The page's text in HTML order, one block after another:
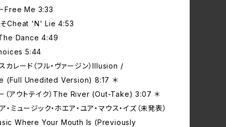
Free Me 3:33
そCheat 'N' Lie 4:53
Dance 4:49
5:44
カレード（フル‧ヴァージン）Illusion /
(Full Unedited Version) 8:17 ＊
（アウトテイク）The River (Out-Take) 3:07 ＊
‧ミュージック‧ホエア‧ユア‧マウス‧イズ（未発表）
Where Your Mouth Is (Previously